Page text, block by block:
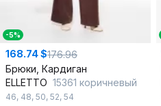
-5%
168.74 $176.96
Брюки, Кардиган
ELLETTO 15361 коричневый
46, 48, 50, 52, 54